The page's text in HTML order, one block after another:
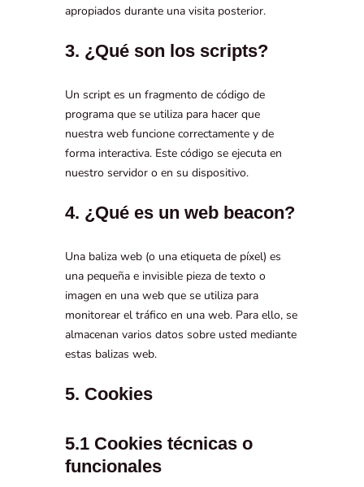
apropiados durante una visita posterior.
3. ¿Qué son los scripts?
Un script es un fragmento de código de
programa que se utiliza para hacer que
nuestra web funcione correctamente y de
forma interactiva. Este código se ejecuta en
nuestro servidor o en su dispositivo.
4. ¿Qué es un web beacon?
Una baliza web (o una etiqueta de píxel) es
una pequeña e invisible pieza de texto o
imagen en una web que se utiliza para
monitorear el tráfico en una web. Para ello, se
almacenan varios datos sobre usted mediante
estas balizas web.
5. Cookies
5.1 Cookies técnicas o
funcionales